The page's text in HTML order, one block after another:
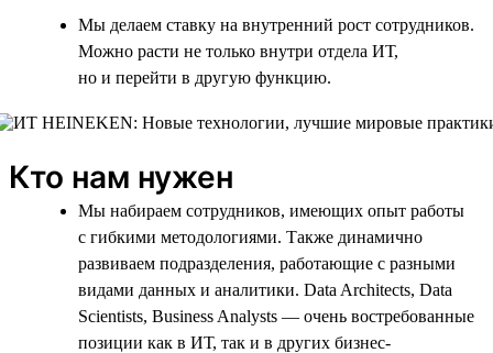
Мы делаем ставку на внутренний рост сотрудников.
Можно расти не только внутри отдела ИТ,
но и перейти в другую функцию.
Кто нам нужен
Мы набираем сотрудников, имеющих опыт работы
с гибкими методологиями. Также динамично
развиваем подразделения, работающие с разными
видами данных и аналитики. Data Architects, Data
Scientists, Business Analysts — очень востребованные
позиции как в ИТ, так и в других бизнес-